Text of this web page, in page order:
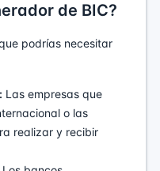
de BIC?
podrías necesitar
Las empresas que
o las
realizar y recibir